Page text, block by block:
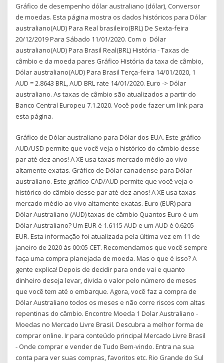
Gráfico de desempenho dólar australiano (dólar), Conversor
de moedas. Esta página mostra os dados históricos para Dólar
australiano(AUD) Para Real brasileiro(BRL) De Sexta-feira
20/12/2019 Para Sábado 11/01/2020. Com o Dólar
australiano(AUD) Para Brasil Real(BRL) História - Taxas de
câmbio e da moeda pares Gráfico História da taxa de câmbio,
Dólar australiano(AUD) Para Brasil Terça-feira 14/01/2020, 1
AUD = 2.8643 BRL, AUD BRL rate 14/01/2020. Euro -> Dólar
australiano. As taxas de câmbio são atualizados a partir do
Banco Central Europeu 7.1.2020. Você pode fazer um link para
esta página.
Gráfico de Dólar australiano para Dólar dos EUA. Este gráfico
AUD/USD permite que você veja o histórico do câmbio desse
par até dez anos! A XE usa taxas mercado médio ao vivo
altamente exatas. Gráfico de Dólar canadense para Dólar
australiano. Este gráfico CAD/AUD permite que você veja o
histórico do câmbio desse par até dez anos! A XE usa taxas
mercado médio ao vivo altamente exatas. Euro (EUR) para
Dólar Australiano (AUD) taxas de câmbio Quantos Euro é um
Dólar Australiano? Um EUR é 1.6115 AUD e um AUD é 0.6205
EUR. Esta informação foi atualizada pela última vez em 11 de
janeiro de 2020 às 00:05 CET. Recomendamos que você sempre
faça uma compra planejada de moeda. Mas o que é isso? A
gente explica! Depois de decidir para onde vai e quanto
dinheiro deseja levar, divida o valor pelo número de meses
que você tem até o embarque. Agora, você faz a compra de
Dólar Australiano todos os meses e não corre riscos com altas
repentinas do câmbio. Encontre Moeda 1 Dolar Australiano -
Moedas no Mercado Livre Brasil. Descubra a melhor forma de
comprar online. Ir para conteúdo principal Mercado Livre Brasil
- Onde comprar e vender de Tudo Bem-vindo. Entra na sua
conta para ver suas compras, favoritos etc. Rio Grande do Sul